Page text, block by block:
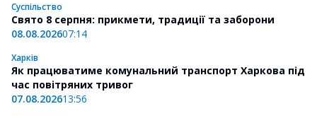
Суспільство
Свято 8 серпня: прикмети, традиції та заборони
08.08.202607:14
Харків
Як працюватиме комунальний транспорт Харкова під
час повітряних тривог
07.08.202613:56